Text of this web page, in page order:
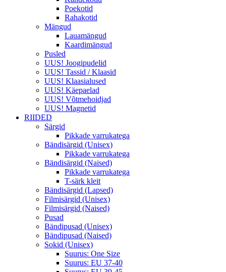
Poekotid
Rahakotid
Mängud
Lauamängud
Kaardimängud
Pusled
UUS! Joogipudelid
UUS! Tassid / Klaasid
UUS! Klaasialused
UUS! Käepaelad
UUS! Võtmehoidjad
UUS! Magnetid
RIIDED
Särgid
Pikkade varrukatega
Bändisärgid (Unisex)
Pikkade varrukatega
Bändisärgid (Naised)
Pikkade varrukatega
T-särk kleit
Bändisärgid (Lapsed)
Filmisärgid (Unisex)
Filmisärgid (Naised)
Pusad
Bändipusad (Unisex)
Bändipusad (Naised)
Sokid (Unisex)
Suurus: One Size
Suurus: EU 37-40